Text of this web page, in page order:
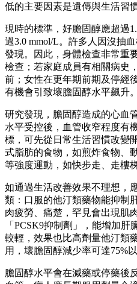
低的主要因素是遺傳與生活習
現時的標準，好膽固醇應超過
過3.0 mmol/L。許多人因沒抽
發現。因此，身體檢查非常重
檢查；若家庭成員有相關病史
前；女性在更年期前期及停經
有機會引致壞膽固醇水平飆升。
研究發現，膽固醇造成的心血
水平受控後，血管收窄程度有
標，可先從日常生活習慣改變
式脂肪的食物，如煎炸食物、
等強度運動，如快步走、走樓梯
如通過生活改善效果不理想，
類：口服的他汀類藥物能抑制
肉疲勞、痛楚，罕見會出現肌
「PCSK9抑制劑」，能增加
較輕，效果也比高劑量他汀類
用，壞膽固醇減少率可達75%以
膽固醇水平會在減藥或停藥後